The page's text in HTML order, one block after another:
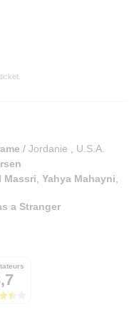
/ Jordanie
U.S.A.
Massri ,Yahya Mahayni
a Stranger